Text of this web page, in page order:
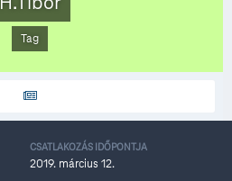
Tag
CSATLAKOZÁS IDŐPONTJA
2019. március 12.